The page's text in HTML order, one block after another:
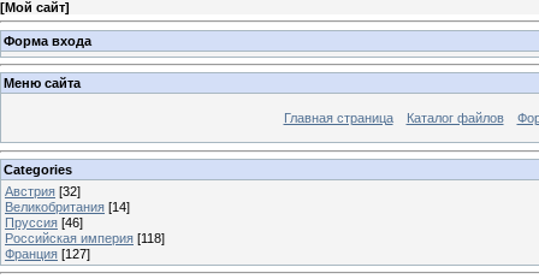
[Мой сайт]
Форма входа
Меню сайта
Главная страница Каталог файлов
Categories
Австрия [32]
Великобритания [14]
Пруссия [46]
Российская империя [118]
Франция [127]